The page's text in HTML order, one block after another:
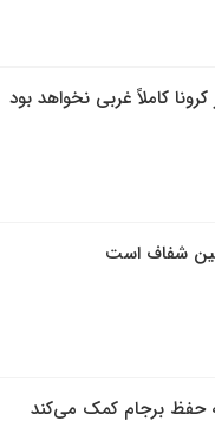
کاملاً غربی نخواهد بود
چین شفاف است
حفظ برجام کمک می‌کند